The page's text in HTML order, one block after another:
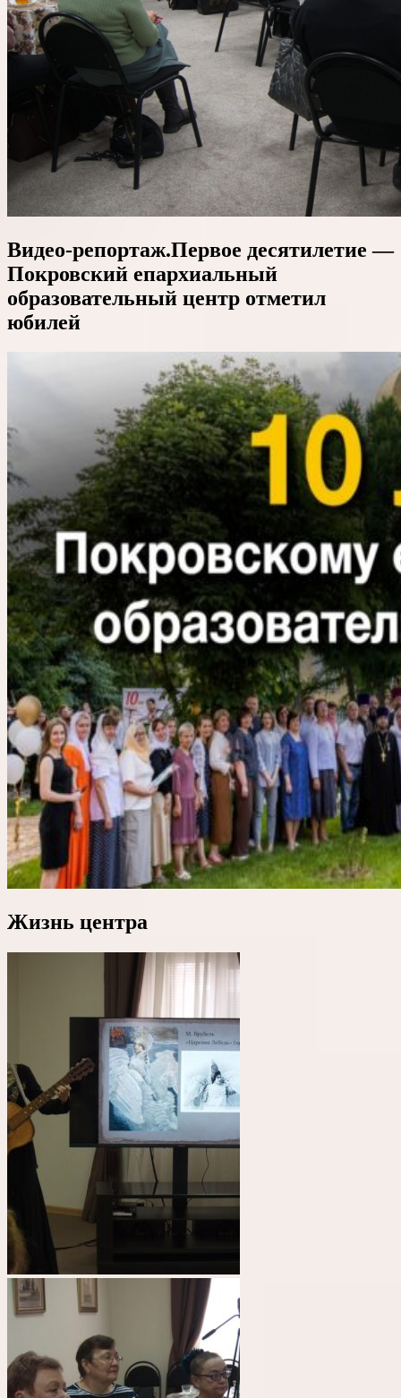
Видео-репортаж.Первое десятилетие —
Покровский епархиальный
образовательный центр отметил
юбилей
Жизнь центра